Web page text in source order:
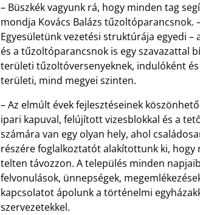
– Büszkék vagyunk rá, hogy minden tag
mondja Kovács Balázs
Egyesületünk vezetési struktúrája egyedi
és a tűzoltóparancsnok is egy szavazattal
területi tűzoltóversenyeknek, indulóként
területi, mind megyei szinten.
– Az elmúlt évek fejlesztéseinek
ipari kapuval, felújított vizesblokkal és a
számára van egy olyan hely, ahol
részére foglalkoztatót alakítottunk ki, hogy
telten távozzon. A település minden
felvonulások, ünnepségek,
kapcsolatot ápolunk a történelmi
szervezetekkel.